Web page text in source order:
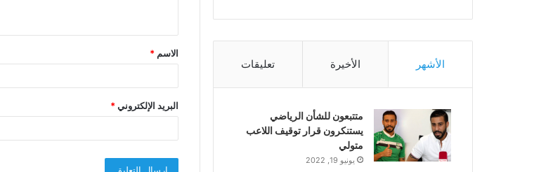
ق
*
الاسم *
البريد الإلكتروني*
الأشهر الأخيرة تعليقات
متتبعون للشأن الرياضي
يستنكرون قرار توقيف اللاعب
متولي
يونيو 19, 2022